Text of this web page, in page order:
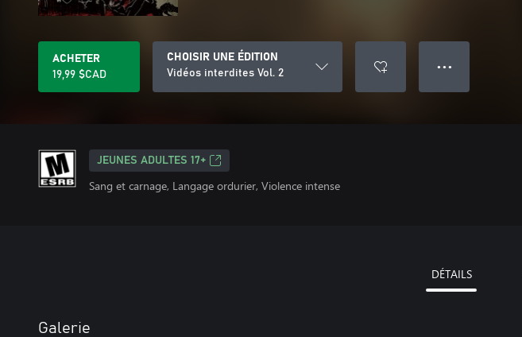
ACHETER
19,99 $CAD
CHOISIR UNE ÉDITION
Vidéos interdites Vol. 2
● ● ●
JEUNES ADULTES 17+
Sang et carnage, Langage ordurier, Violence intense
DÉTAILS
Galerie